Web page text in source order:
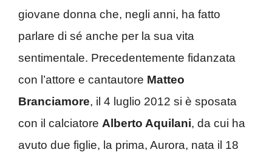
giovane donna che, negli anni, ha fatto
parlare di sé anche per la sua vita
sentimentale. Precedentemente fidanzata
con l’attore e cantautore Matteo
Branciamore, il 4 luglio 2012 si è sposata
con il calciatore Alberto Aquilani, da cui ha
avuto due figlie, la prima, Aurora, nata il 18